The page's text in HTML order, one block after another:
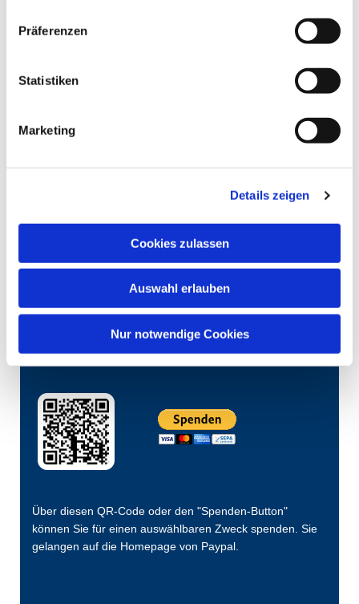
Präferenzen
Statistiken
Marketing
Details zeigen
Cookies zulassen
Auswahl erlauben
Nur notwendige Cookies
Über diesen QR-Code oder den "Spenden-Button"
können Sie für einen auswählbaren Zweck spenden. Sie
gelangen auf die Homepage von Paypal.